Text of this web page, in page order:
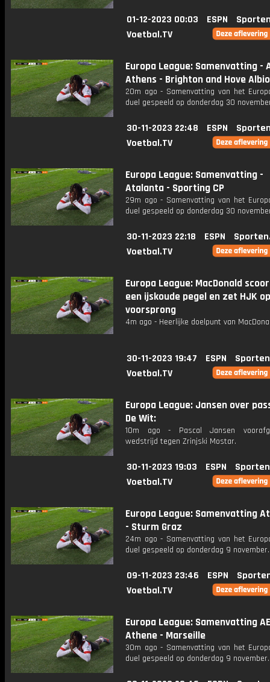
01-12-2023 00:03 ESPN
Voetbal.TV
Europa League: Samenvatting -
Athens - Brighton and Hove
20m ago - Samenvatting van het
duel gespeeld op donderdag 30
30-11-2023 22:48 ESPN
Voetbal.TV
Europa League: Samenvatting -
Atalanta - Sporting CP
29m ago - Samenvatting van het
duel gespeeld op donderdag 30
30-11-2023 22:18 ESPN
Voetbal.TV
Europa League: MacDonald
een ijskoude pegel en zet HJK op
voorsprong
4m ago - Heerlijke doelpunt van
30-11-2023 19:47 ESPN
Voetbal.TV
Europa League: Jansen over
De Wit:
10m ago - Pascal Jansen
wedstrijd tegen Zrinjski Mostar.
30-11-2023 19:03 ESPN
Voetbal.TV
Europa League: Samenvatting
- Sturm Graz
24m ago - Samenvatting van het
duel gespeeld op donderdag 9 november.
09-11-2023 23:46 ESPN
Voetbal.TV
Europa League: Samenvatting
Athene - Marseille
30m ago - Samenvatting van het
duel gespeeld op donderdag 9 november.